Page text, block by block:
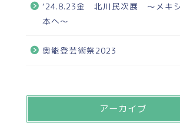
‘24.8.23金 北川民次展 ～メキ
本へ～
奥能登芸術祭2023
アーカイブ